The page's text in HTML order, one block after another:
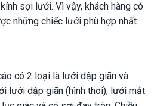
sợi lưới. Vì vậy, khách hàng có
những chiếc lưới phù hợp nhất.
có 2 loại là lưới dập giãn và
lưới dập giãn (hình thoi), lưới mắt